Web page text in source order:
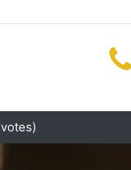
votes)